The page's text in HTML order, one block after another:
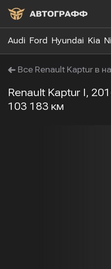
Audi Ford Hyundai Kia
Все Renault Kaptur в
Renault Kaptur I,
103 183 км